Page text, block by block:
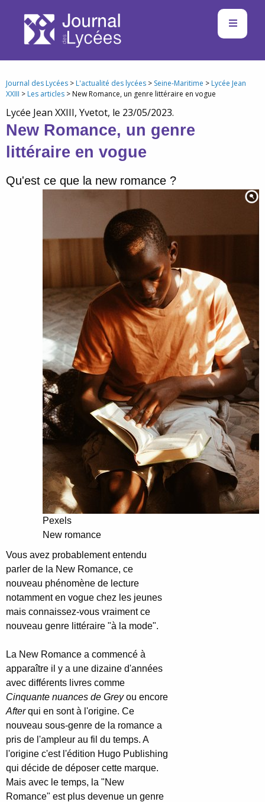
Journal des Lycées > L'actualité des lycées > Seine-Maritime > Lycée Jean
XXIII > Les articles > New Romance, un genre littéraire en vogue
Lycée Jean XXIII, Yvetot, le 23/05/2023.
New Romance, un genre
littéraire en vogue
Qu'est ce que la new romance ?
Pexels
New romance
Vous avez probablement entendu
parler de la New Romance, ce
nouveau phénomène de lecture
notamment en vogue chez les jeunes
mais connaissez-vous vraiment ce
nouveau genre littéraire "à la mode".
La New Romance a commencé à
apparaître il y a une dizaine d'années
avec différents livres comme
Cinquante nuances de Greyou encore
Afterqui en sont à l'origine. Ce
nouveau sous-genre de la romance a
pris de l'ampleur au fil du temps. A
l'origine c'est l'édition Hugo Publishing
qui décide de déposer cette marque.
Mais avec le temps, la "New
Romance" est plus devenue un genre